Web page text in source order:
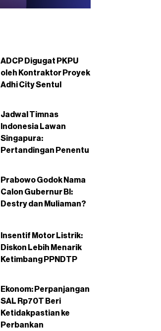
ADCP Digugat PKPU
oleh Kontraktor Proyek
Adhi City Sentul
Jadwal Timnas
Indonesia Lawan
Singapura:
Pertandingan Penentu
Prabowo Godok Nama
Calon Gubernur BI:
Destry dan Muliaman?
Insentif Motor Listrik:
Diskon Lebih Menarik
Ketimbang PPNDTP
Ekonom: Perpanjangan
SAL Rp70T Beri
Ketidakpastian ke
Perbankan